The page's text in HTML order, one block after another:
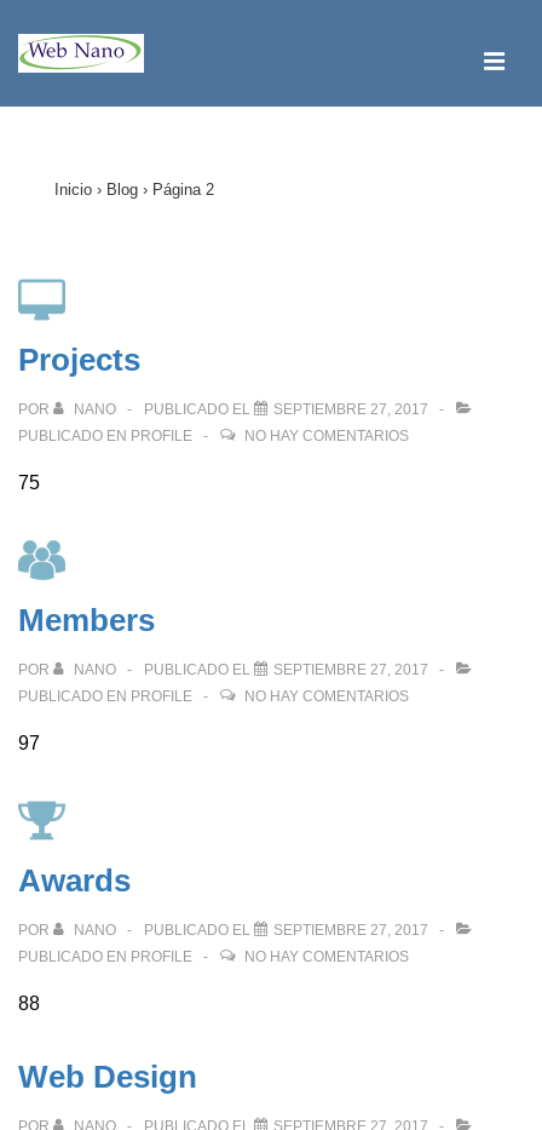
Saltar
Inicio › Blog › Página 2
Projects
POR NANO PUBLICADO EL
SEPTIEMBRE 27, 2017
PUBLICADO EN PROFILE NO HAY COMENTARIOS
75
Members
POR NANO PUBLICADO EL
SEPTIEMBRE 27, 2017
PUBLICADO EN PROFILE NO HAY COMENTARIOS
97
Awards
POR NANO PUBLICADO EL
SEPTIEMBRE 27, 2017
PUBLICADO EN PROFILE NO HAY COMENTARIOS
88
Web Design
POR NANO PUBLICADO EL
SEPTIEMBRE 27, 2017